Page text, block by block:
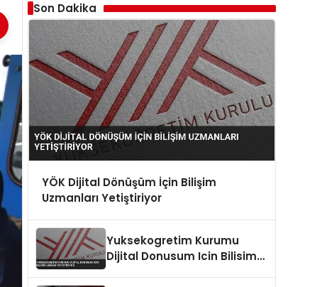
Son Dakika
YÖK Dijital Dönüşüm İçin Bilişim
Uzmanları Yetiştiriyor
Yuksekogretim Kurumu
Dijital Donusum Icin Bilisim